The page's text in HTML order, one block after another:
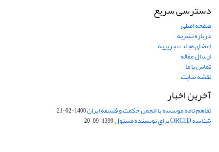
دسترسی سریع
صفحه اصلی
درباره نشریه
اعضای هیات تحریریه
ارسال مقاله
تماس با ما
نقشه سایت
آخرین اخبار
تفاهم نامه موسسه با انجمن حکمت و فلسفه ایران1400-02-21
شناسه ORCID برای نویسنده مسئول 1399-09-20